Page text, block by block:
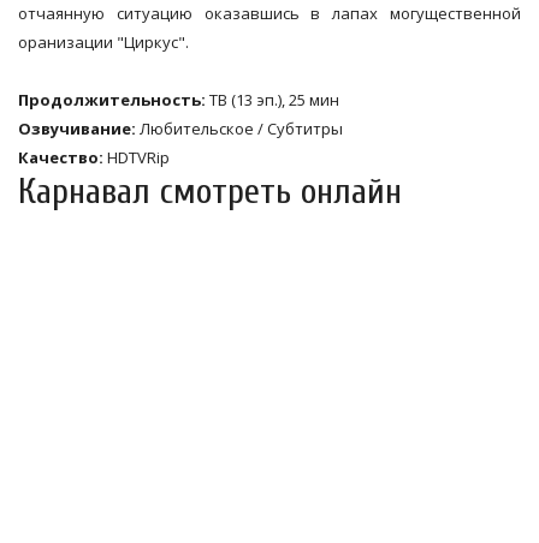
отчаянную ситуацию оказавшись в лапах могущественной
оранизации "Циркус".
Продолжительность: ТВ (13 эп.), 25 мин
Озвучивание: Любительское / Субтитры
Качество: HDTVRip
Карнавал смотреть онлайн